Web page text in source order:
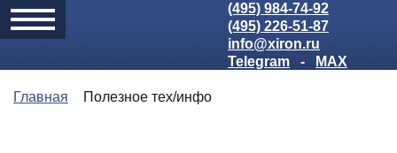
(495) 984-74-92
(495) 226-51-87
info@xiron.ru
Telegram
- MAX
Главная Полезное тех/инфо